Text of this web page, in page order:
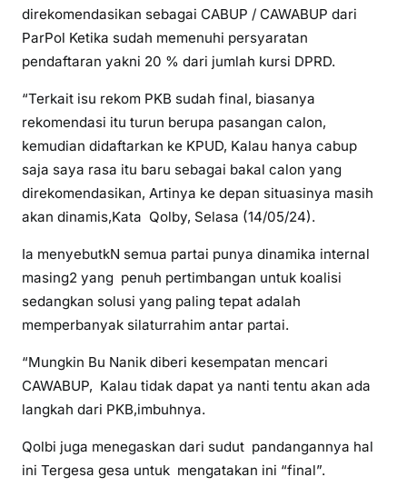
direkomendasikan sebagai CABUP / CAWABUP dari
ParPol Ketika sudah memenuhi persyaratan
pendaftaran yakni 20 % dari jumlah kursi DPRD.
“Terkait isu rekom PKB sudah final, biasanya
rekomendasi itu turun berupa pasangan calon,
kemudian didaftarkan ke KPUD, Kalau hanya cabup
saja saya rasa itu baru sebagai bakal calon yang
direkomendasikan, Artinya ke depan situasinya masih
akan dinamis,Kata Qolby, Selasa (14/05/24).
Ia menyebutkN semua partai punya dinamika internal
masing2 yang penuh pertimbangan untuk koalisi
sedangkan solusi yang paling tepat adalah
memperbanyak silaturrahim antar partai.
“Mungkin Bu Nanik diberi kesempatan mencari
CAWABUP, Kalau tidak dapat ya nanti tentu akan ada
langkah dari PKB,imbuhnya.
Qolbi juga menegaskan dari sudut pandangannya hal
ini Tergesa gesa untuk mengatakan ini “final”.